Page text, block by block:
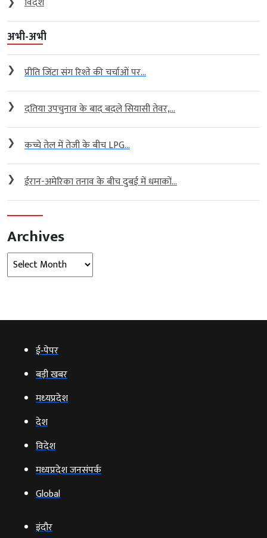
अभी-अभी
❯ प्रीति जिंटा संग रिश्ते की चर्चाओं पर...
❯ दतिया उपचुनाव के बाद बदले सियासी तेवर,...
❯ कच्चे तेल में तेजी के बीच LPG...
❯ ईरान-अमेरिका तनाव के बीच दुबई में धमाकों...
Archives
Archives
ई‑पेपर
बड़ी खबर
मध्‍यप्रदेश
देश
विदेश
मध्यप्रदेश जनसंपर्क
Global
इंदौर